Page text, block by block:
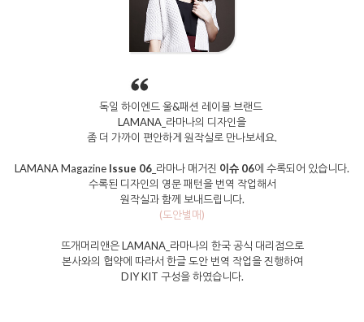
독일 하이엔드 울&패션 레이블 브랜드
LAMANA_라마나의 디자인을
좀 더 가까이 편안하게 원작실로 만나보세요.
LAMANA Magazine Issue 06 _라마나 매거진 이슈 06에 수록되어 있습니다.
수록된 디자인의 영문 패턴을 번역 작업해서
원작실과 함께 보내드립니다.
(도안별매)
뜨개머리앤은 LAMANA_라마나의 한국 공식 대리점으로
본사와의 협약에 따라서 한글 도안 번역 작업을 진행하여
DIY KIT 구성을 하였습니다.